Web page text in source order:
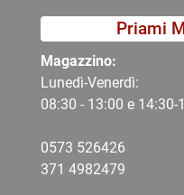
Priami
Magazzino:
Lunedì-Venerdì:
08:30 - 13:00 e 14:30-
0573 526426
371 4982479